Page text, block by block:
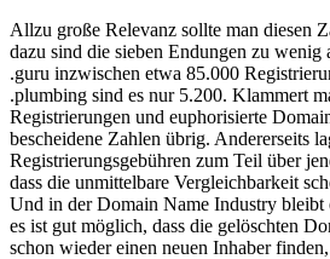
Allzu große Relevanz sollte man diesen
dazu sind die sieben Endungen zu
.guru inzwischen etwa 85.000
.plumbing sind es nur 5.200. Klammert
Registrierungen und euphorisierte
bescheidene Zahlen übrig. Andererseits
Registrierungsgebühren zum Teil über
dass die unmittelbare Vergleichbarkeit
Und in der Domain Name Industry bleibt
es ist gut möglich, dass die gelöschten
schon wieder einen neuen Inhaber